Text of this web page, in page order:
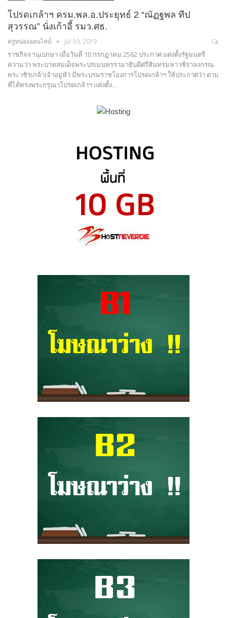
โปรดเกล้าฯ ครม.พล.อ.ประยุทธ์ 2 “ณัฏฐพล ทีป
สุวรรณ” นั่งเก้าอี้ รมว.ศธ.
ครูหน่องออนไลน์ Jul 10, 2019
ราชกิจจานุเบกษา เมื่อวันที่ 10 กรกฎาคม 2562 ประกาศ แต่งตั้งรัฐมนตรี
ความว่า พระบาทสมเด็จพระปรเมนทรรามาธิบดีศรีสินทรมหาวชิราลงกรณ
พระวชิรเกล้าเจ้าอยู่หัว มีพระบรมราชโองการโปรดเกล้าฯ ให้ประกาศว่า ตาม
ที่ได้ทรงพระกรุณาโปรดเกล้าฯ แต่งตั้ง…